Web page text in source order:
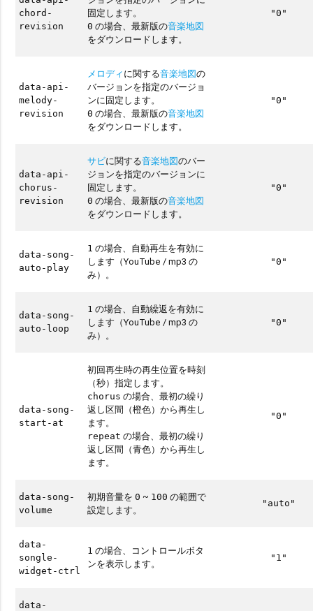
chord-
revision
固定します。
0 の場合、最新版の音楽地図
をダウンロードします。
"0"
data-api-
melody-
revision
メロディに関する音楽地図の
バージョンを指定のバージョ
ンに固定します。
0 の場合、最新版の音楽地図
をダウンロードします。
"0"
data-api-
chorus-
revision
サビに関する音楽地図のバー
ジョンを指定のバージョンに
固定します。
0 の場合、最新版の音楽地図
をダウンロードします。
"0"
data-song-
auto-play
1 の場合、自動再生を有効に
します（YouTube / mp3 の
み）。
"0"
data-song-
auto-loop
1 の場合、自動繰返を有効に
します（YouTube / mp3 の
み）。
"0"
data-song-
start-at
初回再生時の再生位置を時刻
（秒）指定します。
chorus の場合、最初の繰り
返し区間（橙色）から再生し
ます。
repeat の場合、最初の繰り
返し区間（青色）から再生し
ます。
"0"
data-song-
volume
初期音量を0 ~ 100 の範囲で
設定します。
"auto"
data-
songle-
widget-ctrl
1 の場合、コントロールボタ
ンを表示します。
"1"
data-